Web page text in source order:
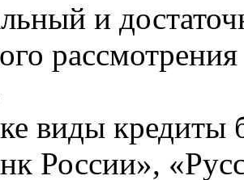
и
виды кредиты
России»,